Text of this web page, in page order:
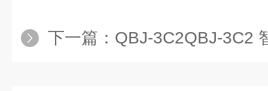
下一篇： QBJ-3C2QBJ-3C2 智能